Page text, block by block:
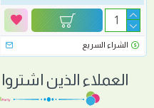
الشراء السريع
العملاء الذين